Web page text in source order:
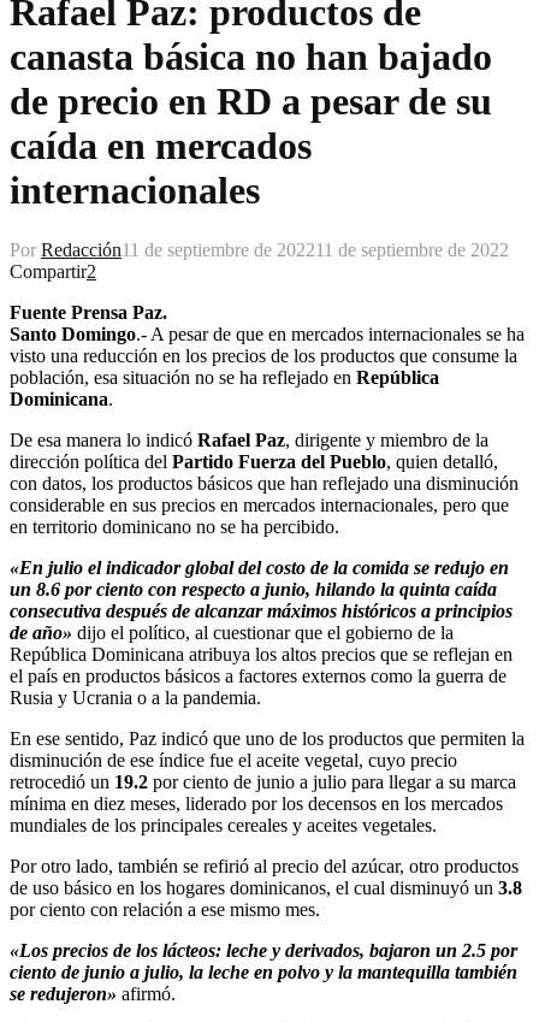
Rafael Paz: productos de
canasta básica no han bajado
de precio en RD a pesar de su
caída en mercados
internacionales
Por Redacción11 de septiembre de 202211 de septiembre de 2022
Compartir2
Fuente Prensa Paz.
Santo Domingo.- A pesar de que en mercados internacionales se ha
visto una reducción en los precios de los productos que consume la
población, esa situación no se ha reflejado en República
Dominicana.
De esa manera lo indicó Rafael Paz, dirigente y miembro de la
dirección política del Partido Fuerza del Pueblo, quien detalló,
con datos, los productos básicos que han reflejado una disminución
considerable en sus precios en mercados internacionales, pero que
en territorio dominicano no se ha percibido.
«En julio el indicador global del costo de la comida se redujo en
un 8.6 por ciento con respecto a junio, hilando la quinta caída
consecutiva después de alcanzar máximos históricos a principios
de año» dijo el político, al cuestionar que el gobierno de la
República Dominicana atribuya los altos precios que se reflejan en
el país en productos básicos a factores externos como la guerra de
Rusia y Ucrania o a la pandemia.
En ese sentido, Paz indicó que uno de los productos que permiten la
disminución de ese índice fue el aceite vegetal, cuyo precio
retrocedió un 19.2 por ciento de junio a julio para llegar a su marca
mínima en diez meses, liderado por los decensos en los mercados
mundiales de los principales cereales y aceites vegetales.
Por otro lado, también se refirió al precio del azúcar, otro productos
de uso básico en los hogares dominicanos, el cual disminuyó un 3.8
por ciento con relación a ese mismo mes.
«Los precios de los lácteos: leche y derivados, bajaron un 2.5 por
ciento de junio a julio, la leche en polvo y la mantequilla también
se redujeron» afirmó.